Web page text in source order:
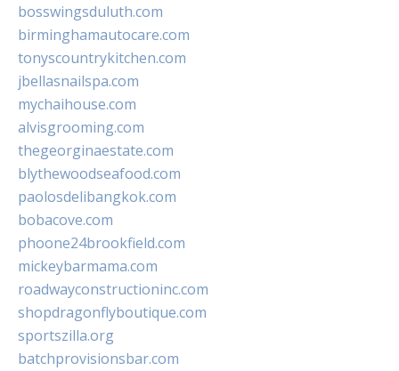
bosswingsduluth.com
birminghamautocare.com
tonyscountrykitchen.com
jbellasnailspa.com
mychaihouse.com
alvisgrooming.com
thegeorginaestate.com
blythewoodseafood.com
paolosdelibangkok.com
bobacove.com
phoone24brookfield.com
mickeybarmama.com
roadwayconstructioninc.com
shopdragonflyboutique.com
sportszilla.org
batchprovisionsbar.com